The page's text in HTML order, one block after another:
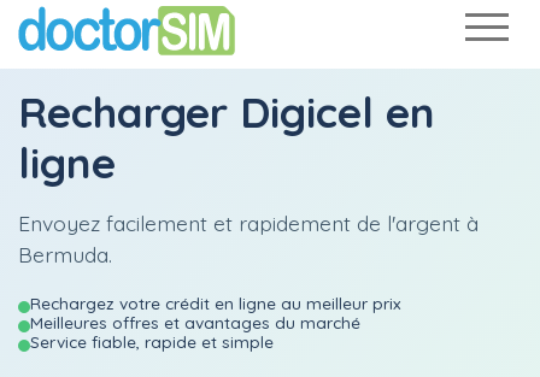
Recharger Digicel en
ligne
Envoyez facilement et rapidement de l'argent à
Bermuda.
Rechargez votre crédit en ligne au meilleur prix
Meilleures offres et avantages du marché
Service fiable, rapide et simple